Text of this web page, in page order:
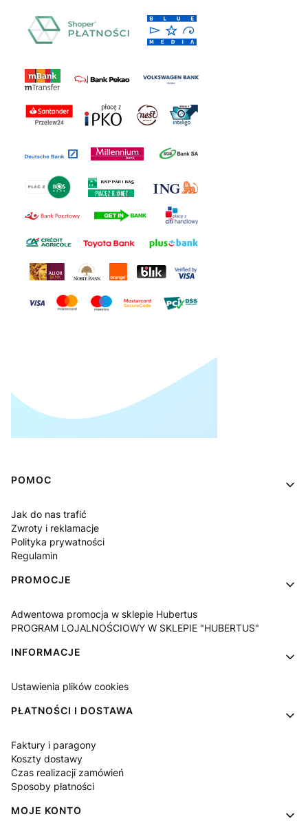
Linki w stopce
POMOC
Jak do nas trafić
Zwroty i reklamacje
Polityka prywatności
Regulamin
PROMOCJE
Adwentowa promocja w sklepie Hubertus
PROGRAM LOJALNOŚCIOWY W SKLEPIE "HUBERTUS"
INFORMACJE
Ustawienia plików cookies
PŁATNOŚCI I DOSTAWA
Faktury i paragony
Koszty dostawy
Czas realizacji zamówień
Sposoby płatności
MOJE KONTO